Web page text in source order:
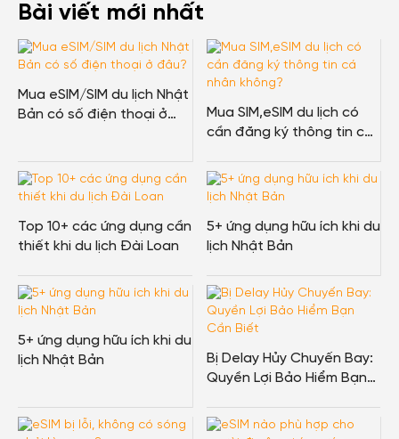
Bài viết mới nhất
Mua eSIM/SIM du lịch Nhật
Bản có số điện thoại ở
Mua SIM,eSIM du lịch có
cần đăng ký thông tin cá
Top 10+ các ứng dụng cần
thiết khi du lịch Đài Loan
5+ ứng dụng hữu ích khi du
lịch Nhật Bản
5+ ứng dụng hữu ích khi du
lịch Nhật Bản
Bị Delay Hủy Chuyến Bay:
Quyền Lợi Bảo Hiểm Bạn